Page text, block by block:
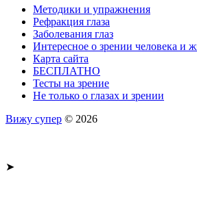
Методики и упражнения
Рефракция глаза
Заболевания глаз
Интересное о зрении человека и
Карта сайта
БЕСПЛАТНО
Тесты на зрение
Не только о глазах и зрении
Вижу супер © 2026
➤